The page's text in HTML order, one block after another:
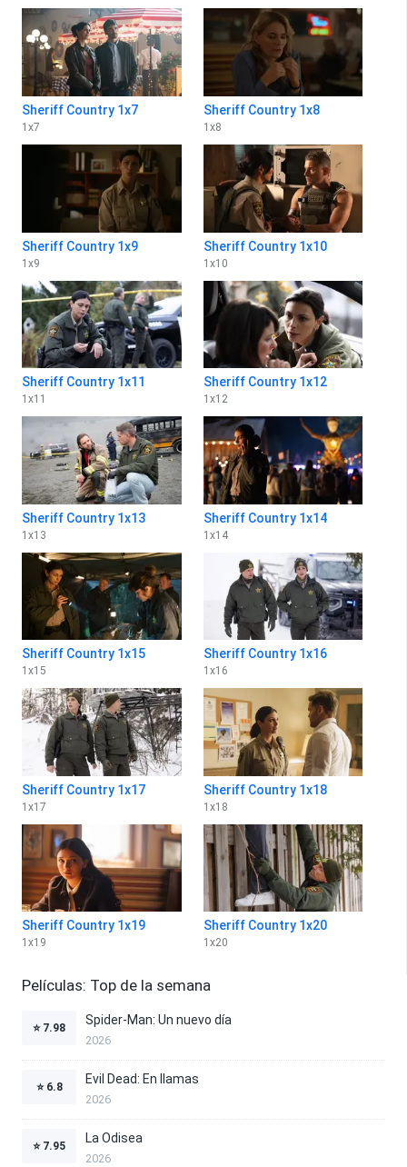
Sheriff Country 1x7
1 x7
Sheriff Country 1x8
1 x8
Sheriff Country 1x9
1 x9
Sheriff Country 1x10
1 x10
Sheriff Country 1x11
1 x11
Sheriff Country 1x12
1 x12
Sheriff Country 1x13
1 x13
Sheriff Country 1x14
1 x14
Sheriff Country 1x15
1 x15
Sheriff Country 1x16
1 x16
Sheriff Country 1x17
1 x17
Sheriff Country 1x18
1 x18
Sheriff Country 1x19
1 x19
Sheriff Country 1x20
1 x20
Películas: Top de la semana
⭐ 7.98
Spider-Man: Un nuevo día
2026
⭐ 6.8
Evil Dead: En llamas
2026
⭐ 7.95
La Odisea
2026